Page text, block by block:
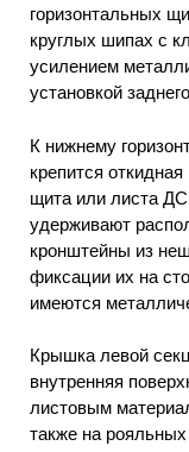
горизонтальных
круглых шипах с
усилением
установкой
К нижнему
крепится
щита или листа
удерживают
кронштейны из
фиксации их на
имеются
Крышка левой
внутренняя
листовым
также на рояльных